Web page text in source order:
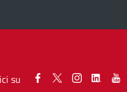
su
Seguici SeguiciSeguici Seguici